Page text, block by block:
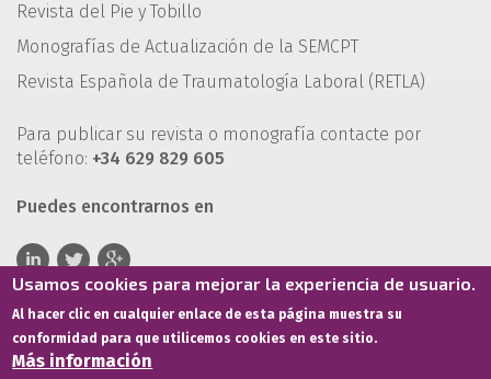
Revista del Pie y Tobillo
Monografías de Actualización de la SEMCPT
Revista Española de Traumatología Laboral (RETLA)
Para publicar su revista o monografía contacte por
teléfono: +34 629 829 605
Puedes encontrarnos en
Usamos cookies para mejorar la experiencia de usuario.
Al hacer clic en cualquier enlace de esta página muestra su
conformidad para que utilicemos cookies en este sitio.
Más información